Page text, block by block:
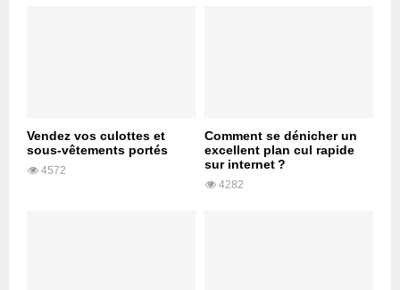
Vendez vos culottes et
sous-vêtements portés
4572
Comment se dénicher un
excellent plan cul rapide
sur internet ?
4282